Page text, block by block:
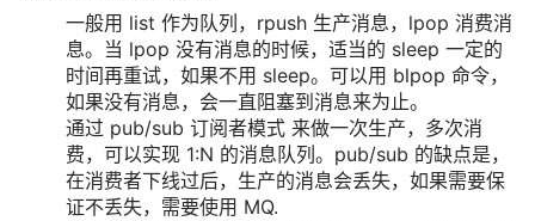
一般用 list 作为队列，rpush 生产消息，lpop 消费消
息。当 lpop 没有消息的时候，适当的 sleep 一定的
时间再重试，如果不用 sleep。可以用 blpop 命令，
如果没有消息，会一直阻塞到消息来为止。
通过 pub/sub 订阅者模式 来做一次生产，多次消
费，可以实现 1:N 的消息队列。pub/sub 的缺点是，
在消费者下线过后，生产的消息会丢失，如果需要保
证不丢失，需要使用 MQ.